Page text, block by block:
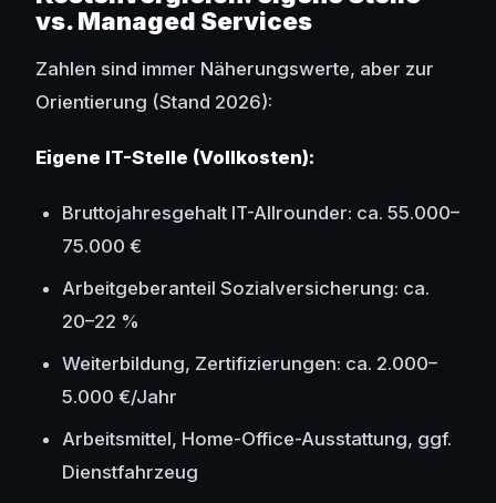
vs. Managed Services
Zahlen sind immer Näherungswerte, aber zur
Orientierung (Stand 2026):
Eigene IT-Stelle (Vollkosten):
Bruttojahresgehalt IT-Allrounder: ca. 55.000–
75.000 €
Arbeitgeberanteil Sozialversicherung: ca.
20–22 %
Weiterbildung, Zertifizierungen: ca. 2.000–
5.000 €/Jahr
Arbeitsmittel, Home-Office-Ausstattung, ggf.
Dienstfahrzeug